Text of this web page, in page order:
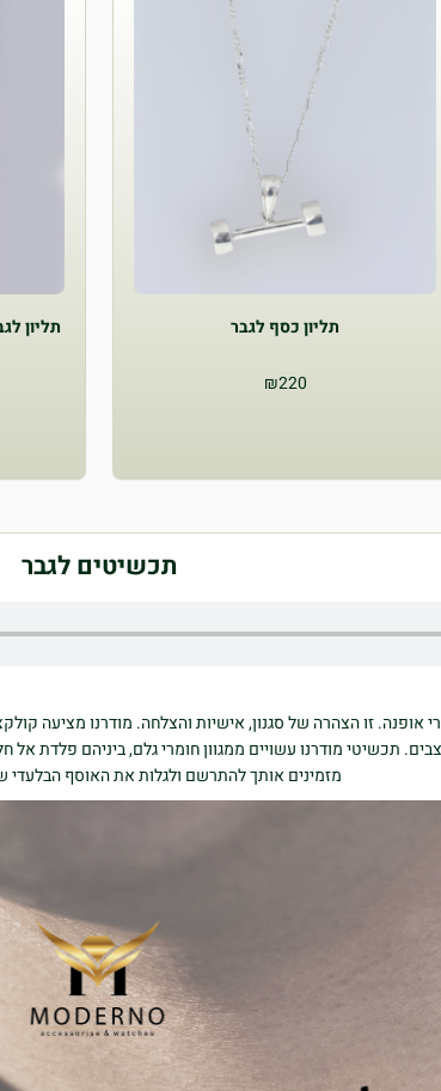
תליון כסף לגבר
₪220
תליון
תכשיטים לגבר
אופנה. זו הצהרה של סגנון, אישיות והצלחה. מודרנו מציעה
תכשיטי מודרנו עשויים ממגוון חומרי גלם, ביניהם פלדת
מזמינים אותך להתרשם ולגלות את האוסף הבלעדי